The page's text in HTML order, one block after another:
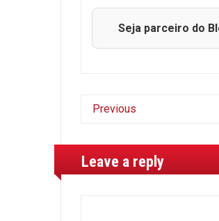
Seja parceiro do
Previous
Leave a reply